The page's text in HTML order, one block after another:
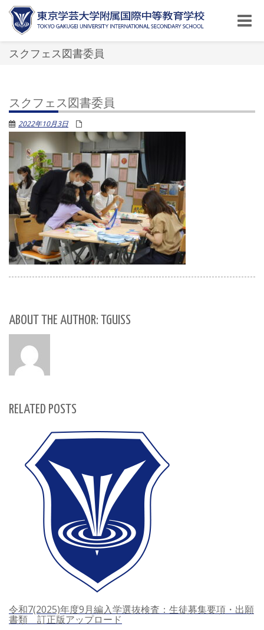
Toggle
スクフェス図書委員
スクフェス図書委員
2022年10月3日
ABOUT THE AUTHOR: TGUISS
RELATED POSTS
令和7(2025)年度9月編入学選抜検査：生徒募集要項・出願
書類 訂正版アップロード